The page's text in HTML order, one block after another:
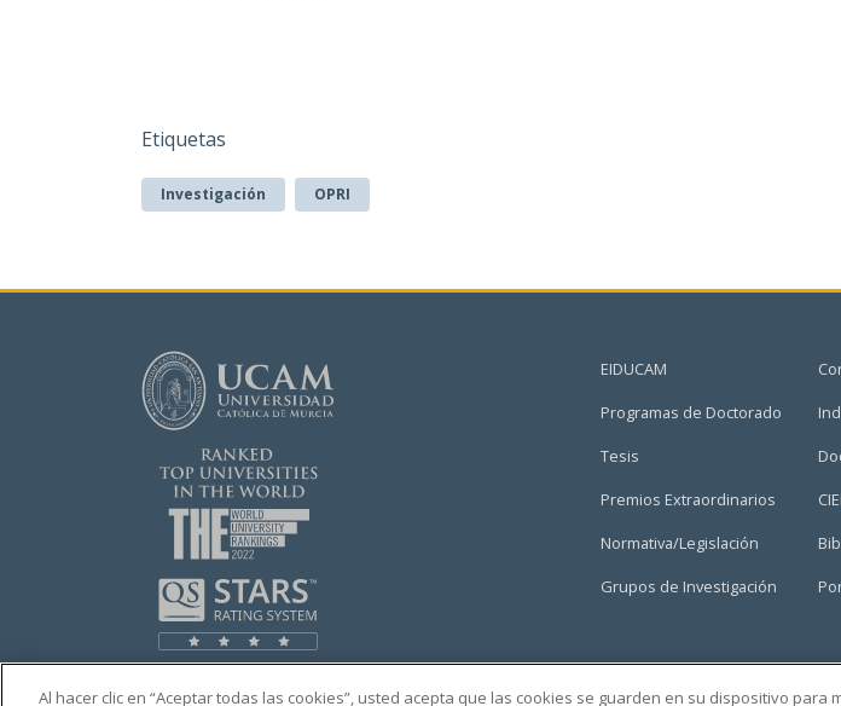
Etiquetas
Investigación OPRI
EIDUCAM
Programas de Doctorado
Tesis
Premios Extraordinarios
Normativa/Legislación
Grupos de Investigación
Al hacer clic en “Aceptar todas las cookies”, usted acepta que las cookies se guarden en su dispositivo para